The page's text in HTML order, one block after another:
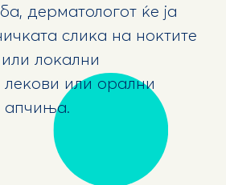
дерматологот ќе ја
слика на ноктите
локални
или орални
апчиња.